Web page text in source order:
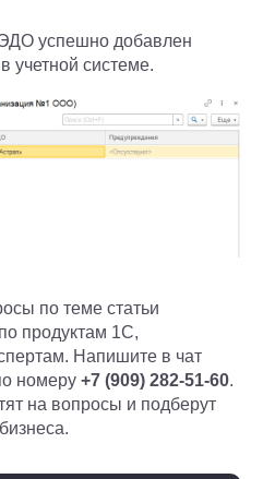
успешно добавлен
учетной системе.
по теме статьи
продуктам 1С,
Напишите в чат
номеру +7 (909) 282-51-60.
на вопросы и подберут